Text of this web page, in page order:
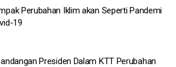
Perubahan Iklim akan Seperti Pandemi
19
Presiden Dalam KTT Perubahan